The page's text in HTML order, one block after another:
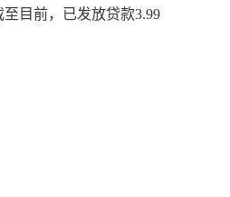
目前，已发放贷款3.99